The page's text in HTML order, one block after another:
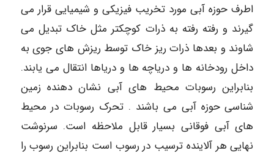
اطرف حوزه آبی مورد تخریب فیزیکی و شیمیایی قرار می
گیرند و رفته رفته به ذرات کوچکتر مثل خاک تبدیل می
شاوند و بعدها ذرات ریز خاک توسط ریزش های جوی به
داخل رودخانه ها و دریاچه ها و دریاها انتقال می یابند.
بنابراین رسوبات محیط های آبی نشان دهنده زمین
شناسی حوزه آبی می باشند . تحرک رسوبات در محیط
های آبی فوقانی بسیار قابل ملاحظه است. سرنوشت
نهایی هر آلاینده ترسیب در رسوب است بنابراین رسوب را